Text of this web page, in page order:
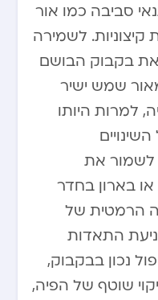
סביבה כמו אור
לשמירה
בקבוק הבושם
שמש ישיר
למרות היותו
לשמור את
בארון בחדר
הרמטית של
התאדות
נכון בבקבוק,
שוטף של הפיה,